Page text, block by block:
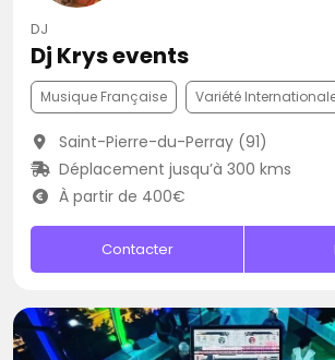
DJ
Dj Krys events
Musique Française Variété
Saint-Pierre-du-Perray (91)
Déplacement jusqu’à 300 kms
À partir de 400€
Contacter